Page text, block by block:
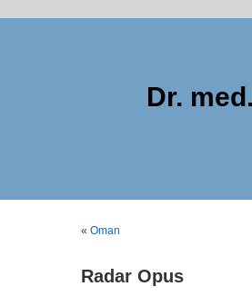
Dr.
« Oman
Radar Opus